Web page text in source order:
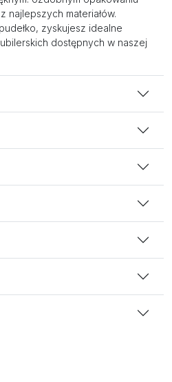
najlepszych materiałów.
zyskujesz idealne
dostępnych w naszej